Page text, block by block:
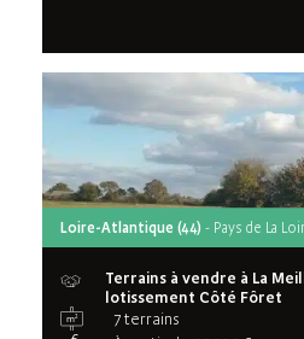
Loire-Atlantique (44) - Pays de La
Terrains à vendre à La
lotissement Côté Fôret
7 terrains